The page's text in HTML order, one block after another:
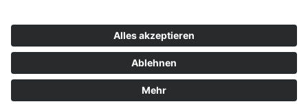
Michael Blume, Digitale Tyrannophilie
Code Da Vinci Classic Retro Illustration: Adobe Stock